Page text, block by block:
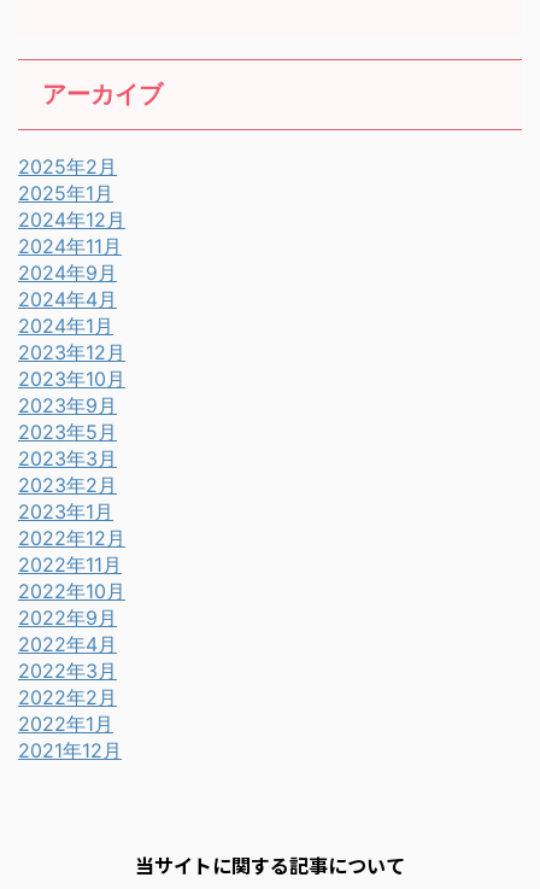
アーカイブ
2025年2月
2025年1月
2024年12月
2024年11月
2024年9月
2024年4月
2024年1月
2023年12月
2023年10月
2023年9月
2023年5月
2023年3月
2023年2月
2023年1月
2022年12月
2022年11月
2022年10月
2022年9月
2022年4月
2022年3月
2022年2月
2022年1月
2021年12月
当サイトに関する記事について